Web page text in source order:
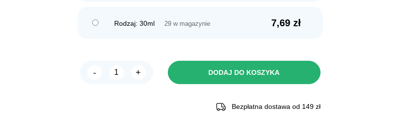
Rodzaj: 30ml 7,69 zł
29 w magazynie
-
ilość
+ DODAJ DO KOSZYKA
Bezpłatna dostawa od 149 zł